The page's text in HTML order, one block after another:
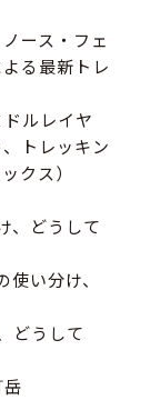
ース・フェ
る最新トレ
ルレイヤ
トレッキン
クス）
、どうして
い分け、
どうして